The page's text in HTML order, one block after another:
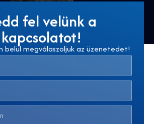
fel velünk a
kapcsolatot!
belül megválaszoljuk az üzenetedet!